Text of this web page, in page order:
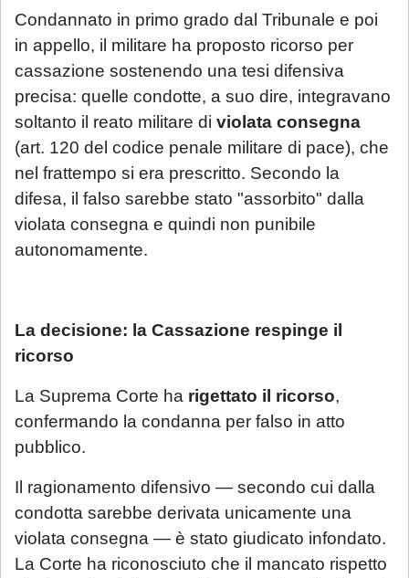
Condannato in primo grado dal Tribunale e poi
in appello, il militare ha proposto ricorso per
cassazione sostenendo una tesi difensiva
precisa: quelle condotte, a suo dire, integravano
soltanto il reato militare di violata consegna
(art. 120 del codice penale militare di pace), che
nel frattempo si era prescritto. Secondo la
difesa, il falso sarebbe stato "assorbito" dalla
violata consegna e quindi non punibile
autonomamente.
La decisione: la Cassazione respinge il
ricorso
La Suprema Corte ha rigettato il ricorso,
confermando la condanna per falso in atto
pubblico.
Il ragionamento difensivo — secondo cui dalla
condotta sarebbe derivata unicamente una
violata consegna — è stato giudicato infondato.
La Corte ha riconosciuto che il mancato rispetto